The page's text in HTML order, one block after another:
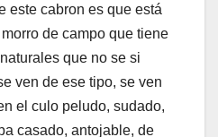
este cabron es que está
de campo que tiene
que no se si
ven de ese tipo, se ven
el culo peludo, sudado,
casado, antojable, de